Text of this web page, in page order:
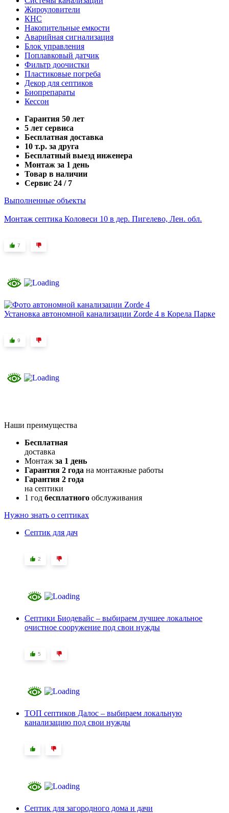
Жироуловители
КНС
Накопительные емкости
Аварийная сигнализация
Блок управления
Поплавковый датчик
Фильтр доочистки
Пластиковые погреба
Декор для септиков
Биопрепараты
Кессон
Гарантия 50 лет
5 лет сервиса
Бесплатная доставка
10 т.р. за друга
Бесплатный выезд инженера
Монтаж за 1 день
Товар в наличии
Сервис 24 / 7
Выполненные объекты
Монтаж септика Коловеси 10 в дер. Пигелево, Лен. обл.
7
Установка автономной канализации Zorde 4 в Корела Парке
9
Наши преимущества
Бесплатная
доставка
Монтаж за 1 день
Гарантия 2 года на монтажные работы
Гарантия 2 года
на септики
1 год бесплатного обслуживания
Нужно знать о септиках
Септик для дач
2
Септики Биодевайс – выбираем лучшее локальное
очистное сооружение под свои нужды
5
ТОП септиков Далос – выбираем локальную
канализацию под свои нужды
Септик для загородного дома и дачи